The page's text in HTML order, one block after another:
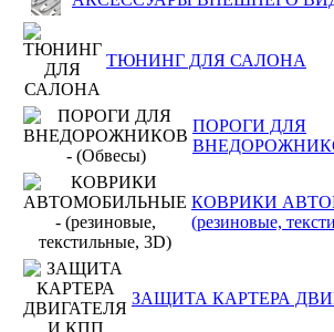
ТЮНИНГ ДЛЯ САЛОНА
ПОРОГИ ДЛЯ
КОВРИКИ
(резиновые,
ЗАЩИТА КАРТЕРА